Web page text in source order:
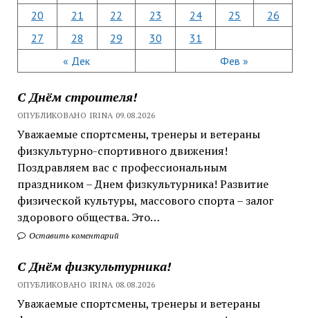
« Дек Фев »
20
21 22 23 24 25
26
27
28 29 30 31
С Днём строителя!
ОПУБЛИКОВАНО IRINA 09.08.2026
Уважаемые спортсмены, тренеры и ветераны
физкультурно-спортивного движения!
Поздравляем вас с профессиональным
праздником – Днем физкультурника! Развитие
физической культуры, массового спорта – залог
здорового общества. Это…
Оставить коментарий
С Днём физкультурника!
ОПУБЛИКОВАНО IRINA 08.08.2026
Уважаемые спортсмены, тренеры и ветераны